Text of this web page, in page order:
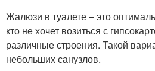
Жалюзи в туалете – это
кто не хочет возиться с
различные строения. Такой
небольших санузлов.